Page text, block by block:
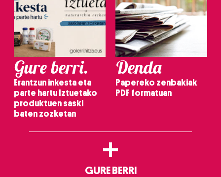
Gure berri.
Erantzun inkesta eta
parte hartu Iztuetako
produktuen saski
baten zozketan
Denda
Papereko zenbakiak
PDF formatuan
+
GURE BERRI